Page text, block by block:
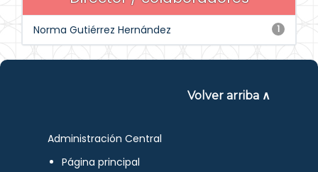
1
Norma Gutiérrez Hernández
Volver arriba ∧
Administración Central
Página principal